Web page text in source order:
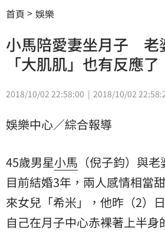
首頁 娛樂
小馬陪愛妻坐月子 老
「大肌肌」也有反應了
2018/10/02 22:58:00 2018/10/02
娛樂中心／綜合報導
45歲男星小馬 （倪子鈞）與
目前結婚3年，兩人感情相當
來女兒「希米」，他昨（2）
自己在月子中心赤裸著上半身